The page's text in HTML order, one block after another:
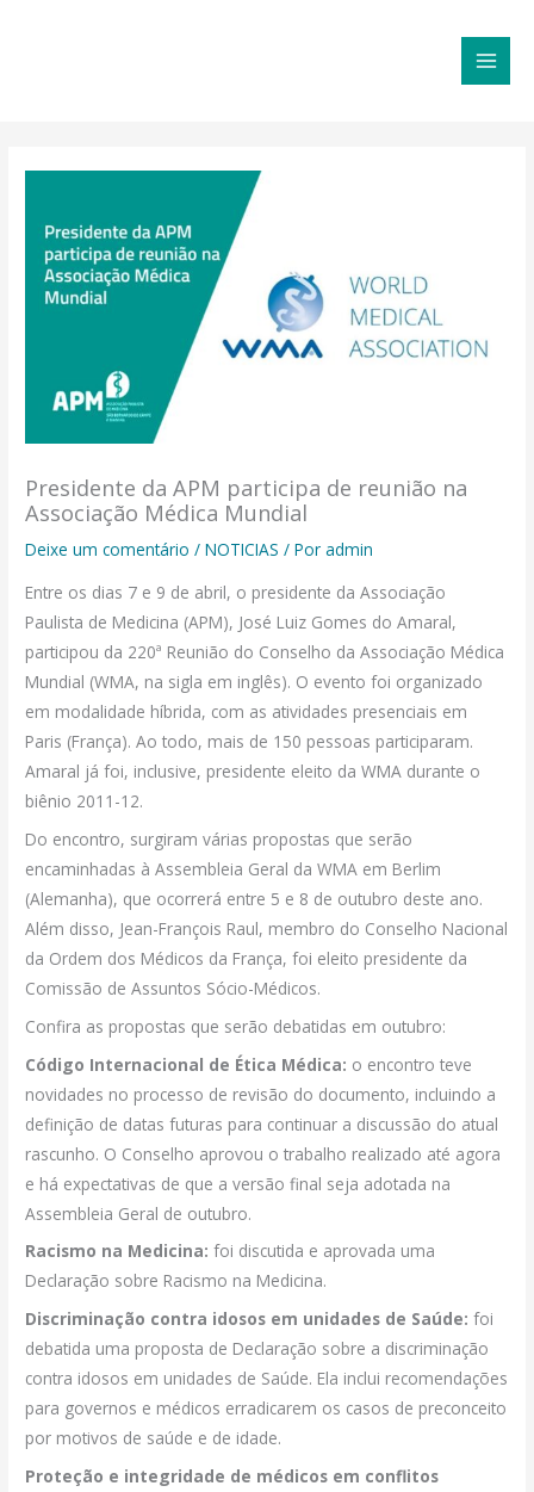
Presidente da APM participa de reunião na
Associação Médica Mundial
Deixe um comentário /NOTICIAS / Poradmin
Entre os dias 7 e 9 de abril, o presidente da Associação
Paulista de Medicina (APM), José Luiz Gomes do Amaral,
participou da 220ª Reunião do Conselho da Associação Médica
Mundial (WMA, na sigla em inglês). O evento foi organizado
em modalidade híbrida, com as atividades presenciais em
Paris (França). Ao todo, mais de 150 pessoas participaram.
Amaral já foi, inclusive, presidente eleito da WMA durante o
biênio 2011-12.
Do encontro, surgiram várias propostas que serão
encaminhadas à Assembleia Geral da WMA em Berlim
(Alemanha), que ocorrerá entre 5 e 8 de outubro deste ano.
Além disso, Jean-François Raul, membro do Conselho Nacional
da Ordem dos Médicos da França, foi eleito presidente da
Comissão de Assuntos Sócio-Médicos.
Confira as propostas que serão debatidas em outubro:
Código Internacional de Ética Médica: o encontro teve
novidades no processo de revisão do documento, incluindo a
definição de datas futuras para continuar a discussão do atual
rascunho. O Conselho aprovou o trabalho realizado até agora
e há expectativas de que a versão final seja adotada na
Assembleia Geral de outubro.
Racismo na Medicina: foi discutida e aprovada uma
Declaração sobre Racismo na Medicina.
Discriminação contra idosos em unidades de Saúde: foi
debatida uma proposta de Declaração sobre a discriminação
contra idosos em unidades de Saúde. Ela inclui recomendações
para governos e médicos erradicarem os casos de preconceito
por motivos de saúde e de idade.
Proteção e integridade de médicos em conflitos